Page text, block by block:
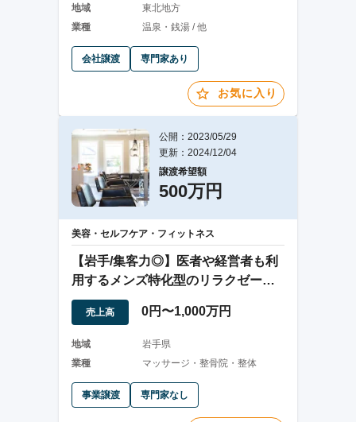
地域
東北地方
業種
温泉・銭湯 / 他
会社譲渡 専門家あり
お気に入り
公開：2023/05/29
更新：2024/12/04
譲渡希望額
500万円
美容・セルフケア・フィットネス
【岩手/集客力◎】医者や経営者も利
用するメンズ特化型のリラクゼーシ
ョンサロン
売上高 0円〜1,000万円
地域
岩手県
業種
マッサージ・整骨院・整体
事業譲渡 専門家なし